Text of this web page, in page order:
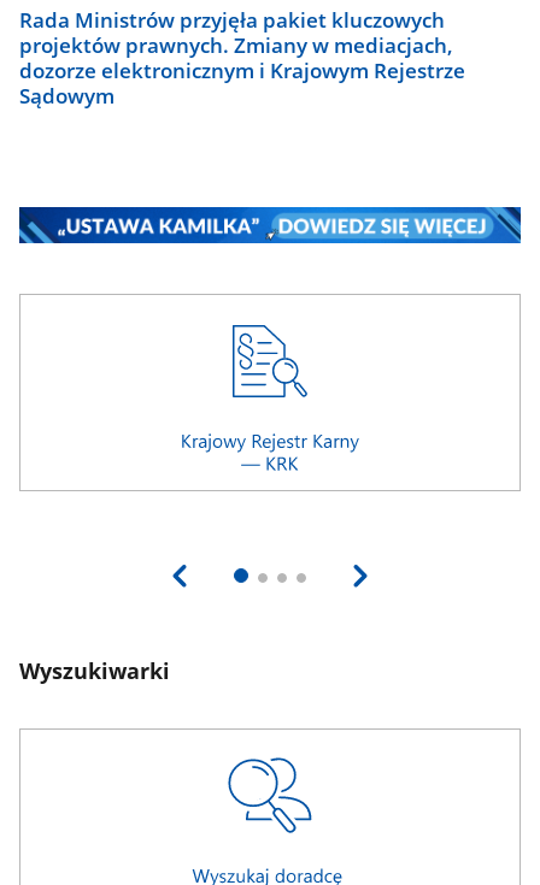
Rada Ministrów przyjęła pakiet kluczowych
projektów prawnych. Zmiany w mediacjach,
dozorze elektronicznym i Krajowym Rejestrze
Sądowym
Wyszukiwarki